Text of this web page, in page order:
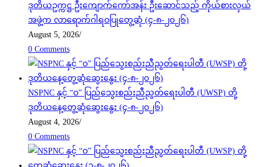
ဒုတိယဥက္ကဋ္ဌ ဦးကျောက်ကော်အန်း ဦးဆောင်သည့် ကိုယ်စားလှယ်
အဖွဲ့က လာရောက်ဂါရဝပြုတွေ့ဆုံ (၄-၈-၂၀၂၆)
August 5, 2026/
0 Comments
NSPNC နှင့် “ဝ” ပြည်သွေးစည်းညီညွတ်ရေးပါတီ (UWSP) တို့
ဒုတိယနေ့တွေ့ဆုံဆွေးနွေး (၄-၈-၂၀၂၆)
August 4, 2026/
0 Comments